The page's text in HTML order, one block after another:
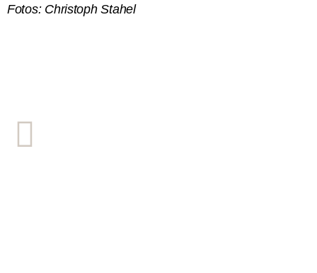
Fotos: Christoph Stahel